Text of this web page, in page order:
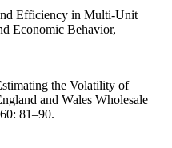
Efficiency in Multi-Unit
Economic Behavior,
the Volatility of
and Wales Wholesale
81–90.